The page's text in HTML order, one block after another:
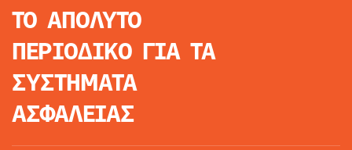
ΤΟ ΑΠΟΛΥΤΟ
ΠΕΡΙΟΔΙΚΟ ΓΙΑ ΤΑ
ΣΥΣΤΗΜΑΤΑ
ΑΣΦΑΛΕΙΑΣ